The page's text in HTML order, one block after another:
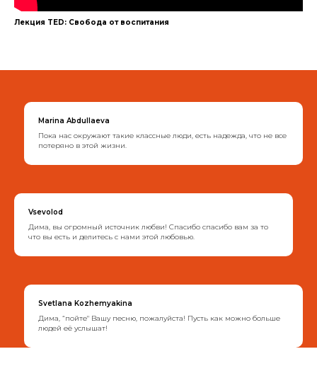
Лекция TED: Свобода от воспитания
Marina Abdullaeva
Пока нас окружают такие классные люди, есть надежда, что не все
потеряно в этой жизни.
Vsevolod
Дима, вы огромный источник любви! Спасибо спасибо вам за то
что вы есть и делитесь с нами этой любовью.
Svetlana Kozhemyakina
Дима, “пойте" Вашу песню, пожалуйста! Пусть как можно больше
людей её услышат!